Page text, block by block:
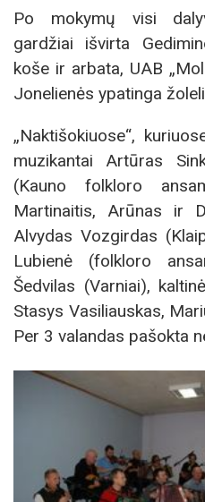
Po mokymų visi
gardžiai išvirta
koše ir arbata, UAB
Jonelienės ypatinga
„Naktišokiuose“,
muzikantai Artūras
(Kauno folkloro
Martinaitis, Arūnas ir
Alvydas Vozgirdas
Lubienė (folkloro
Šedvilas (Varniai),
Stasys Vasiliauskas,
Per 3 valandas pašokta